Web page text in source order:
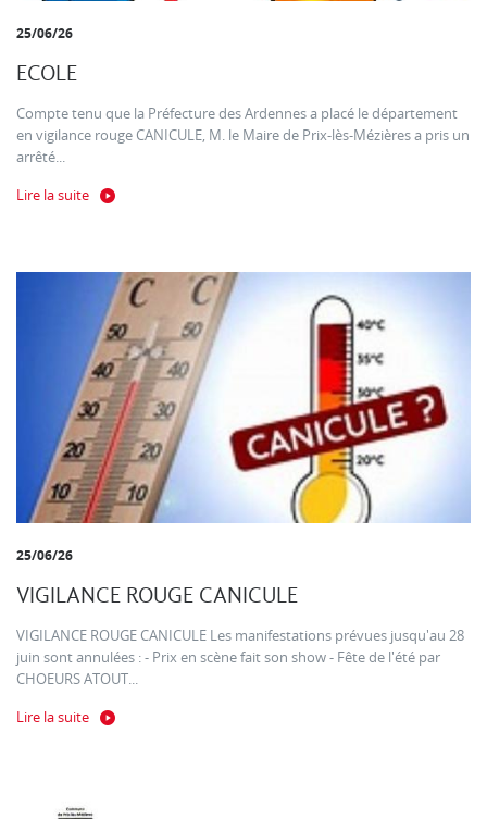
25/06/26
ECOLE
Compte tenu que la Préfecture des Ardennes a placé le département
en vigilance rouge CANICULE, M. le Maire de Prix-lès-Mézières a pris un
arrêté...
Lire la suite
25/06/26
VIGILANCE ROUGE CANICULE
VIGILANCE ROUGE CANICULE Les manifestations prévues jusqu'au 28
juin sont annulées : - Prix en scène fait son show - Fête de l'été par
CHOEURS ATOUT...
Lire la suite